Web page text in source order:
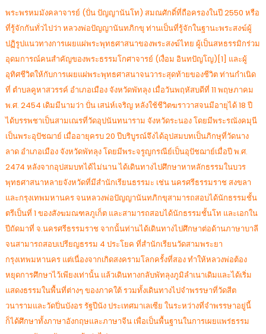
พระพรหมมังคลาจารย์ (ปั่น ปัญญานันโท) สมณศักดิ์ที่ถือครองในปี 2550 หรือ
ที่รู้จักกันทั่วไปว่า หลวงพ่อปัญญานันทภิกขุ ท่านเป็นที่รู้จักในฐานะพระสงฆ์ผู้
ปฏิรูปแนวทางการเผยแผ่พระพุทธศาสนาของพระสงฆ์ไทย ผู้เป็นสหธรรมิกร่วม
อุดมการณ์คนสำคัญของพระธรรมโกศาจารย์ (เงื่อม อินทปัญโญ)[1] และผู้
อุทิศชีวิตให้กับการเผยแผ่พระพุทธศาสนาจนวาระสุดท้ายของชีวิต ท่านกำเนิด
ที่ ตำบลคูหาสวรรค์ อำเภอเมือง จังหวัดพัทลุง เมื่อวันพฤหัสบดีที่ 11 พฤษภาคม
พ.ศ. 2454 เดิมมีนามว่า ปั่น เสน่ห์เจริญ หลังใช้ชีวิตฆราวาสจนมีอายุได้ 18 ปี
ได้บรรพชาเป็นสามเณรที่วัดอุปนันทนาราม จังหวัดระนอง โดยมีพระรณังคมุนี
เป็นพระอุปัชฌาย์ เมื่ออายุครบ 20 ปีบริบูรณ์จึงได้อุปสมบทเป็นภิกษุที่วัดนาง
ลาด อำเภอเมือง จังหวัดพัทลุง โดยมีพระจรูญกรณีย์เป็นอุปัชฌาย์เมื่อปี พ.ศ.
2474 หลังจากอุปสมบทได้ไม่นาน ได้เดินทางไปศึกษาหาหลักธรรมในบวร
พุทธศาสนาหลายจังหวัดที่มีสำนักเรียนธรรมะ เช่น นครศรีธรรมราช สงขลา
และกรุงเทพมหานคร จนหลวงพ่อปัญญานันทภิกขุสามารถสอบได้นักธรรมชั้น
ตรีเป็นที่ 1 ของสังฆมณฑลภูเก็ต และสามารถสอบได้นักธรรมชั้นโท และเอกใน
ปีถัดมาที่ จ.นครศรีธรรมราช จากนั้นท่านได้เดินทางไปศึกษาต่อด้านภาษาบาลี
จนสามารถสอบเปรียญธรรม 4 ประโยค ที่สำนักเรียนวัดสามพระยา
กรุงเทพมหานคร แต่เนื่องจากเกิดสงครามโลกครั้งที่สอง ทำให้หลวงพ่อต้อง
หยุดการศึกษาไว้เพียงเท่านั้น แล้วเดินทางกลับพัทลุงภูมิลำเนาเดิมและได้เริ่ม
แสดงธรรมในพื้นที่ต่างๆ ของภาคใต้ รวมทั้งเดินทางไปจำพรรษาที่วัดสีต
วนารามและวัดปิ่นบังอร รัฐปีนัง ประเทศมาเลเซีย ในระหว่างที่จำพรรษาอยู่นี้
ก็ได้ศึกษาทั้งภาษาอังกฤษและภาษาจีน เพื่อเป็นพื้นฐานในการเผยแพร่ธรรม